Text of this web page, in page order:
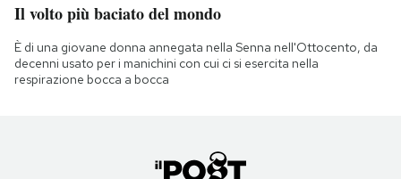
Il volto più baciato del mondo
È di una giovane donna annegata nella Senna nell'Ottocento, da
decenni usato per i manichini con cui ci si esercita nella
respirazione bocca a bocca